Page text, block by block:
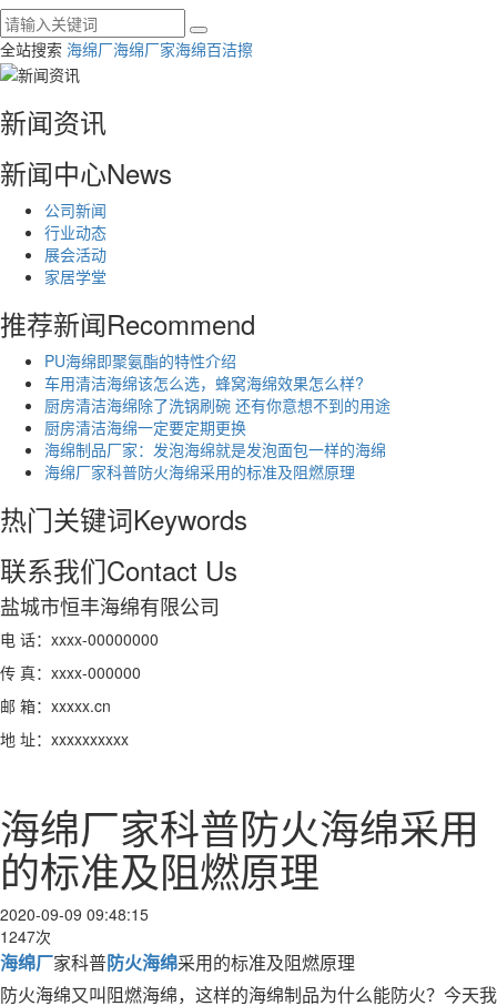
全站搜索 海绵厂海绵厂家海绵百洁擦
新闻资讯
新闻中心News
公司新闻
行业动态
展会活动
家居学堂
推荐新闻Recommend
PU海绵即聚氨酯的特性介绍
车用清洁海绵该怎么选，蜂窝海绵效果怎么样?
厨房清洁海绵除了洗锅刷碗 还有你意想不到的用途
厨房清洁海绵一定要定期更换
海绵制品厂家：发泡海绵就是发泡面包一样的海绵
海绵厂家科普防火海绵采用的标准及阻燃原理
热门关键词Keywords
联系我们Contact Us
盐城市恒丰海绵有限公司
电 话：xxxx-00000000
传 真：xxxx-000000
邮 箱：xxxxx.cn
地 址：xxxxxxxxxx
海绵厂家科普防火海绵采用
的标准及阻燃原理
2020-09-09 09:48:15
1247次
海绵厂家科普防火海绵采用的标准及阻燃原理
防火海绵又叫阻燃海绵，这样的海绵制品为什么能防火？今天我